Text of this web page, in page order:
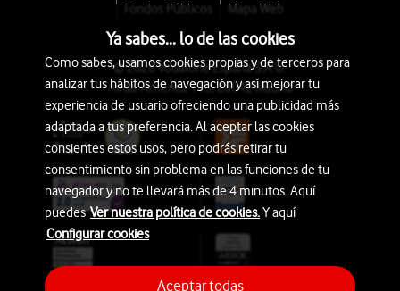
Fondos Públicos
Mapa Web
© 2026 Vodafone España S.A.U.
Avda. América 115, 28042 Madrid
Ya sabes... lo de las cookies
Como sabes, usamos cookies propias y de terceros para
analizar tus hábitos de navegación y así mejorar tu
experiencia de usuario ofreciendo una publicidad más
adaptada a tus preferencia. Al aceptar las cookies
consientes estos usos, pero podrás retirar tu
consentimiento sin problema en las funciones de tu
navegador y no te llevará más de 4 minutos. Aquí
puedesVer nuestra política de cookies.Y aquí
Configurar cookies
Aceptar todas